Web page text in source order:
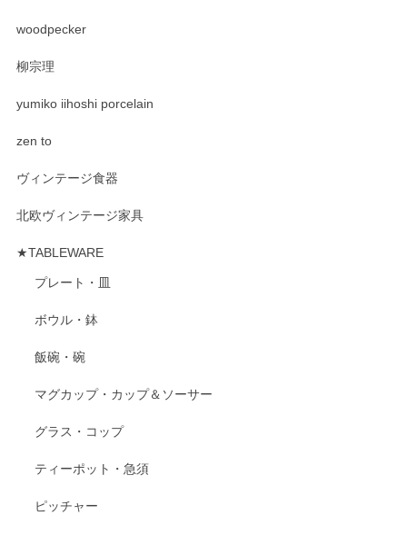
woodpecker
柳宗理
yumiko iihoshi porcelain
zen to
ヴィンテージ食器
北欧ヴィンテージ家具
★TABLEWARE
プレート・皿
ボウル・鉢
飯碗・碗
マグカップ・カップ＆ソーサー
グラス・コップ
ティーポット・急須
ピッチャー